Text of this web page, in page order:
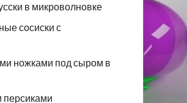
в микроволновке
сосиски с
ножками под сыром в
персиками